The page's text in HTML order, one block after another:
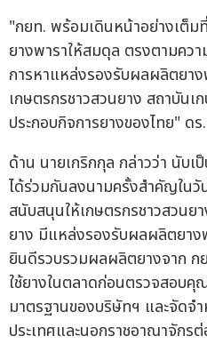
"กยท. พร้อมเดินหน้าอย่างเต็
ยางพาราให้สมดุล ตรงตามคว
การหาแหล่งรองรับผลผลิตยา
เกษตรกรชาวสวนยาง สถาบัน
ประกอบกิจการยางของไทย" ด
ด้าน นายเกริกกุล กล่าวว่า นับ
ได้ร่วมกันลงนามครั้งสำคัญใน
สนับสนุนให้เกษตรกรชาวสวนย
ยาง มีแหล่งรองรับผลผลิตยาง
ยินดีรวบรวมผลผลิตยางจาก
ใช้ยางในตลาดก่อนตรวจสอบ
มาตรฐานของบริษัทฯ และจัดจ
ประเทศและนอกราชอาณาจักรต่